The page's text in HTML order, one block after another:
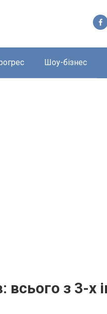
Шоу-бізнес
з 3-х